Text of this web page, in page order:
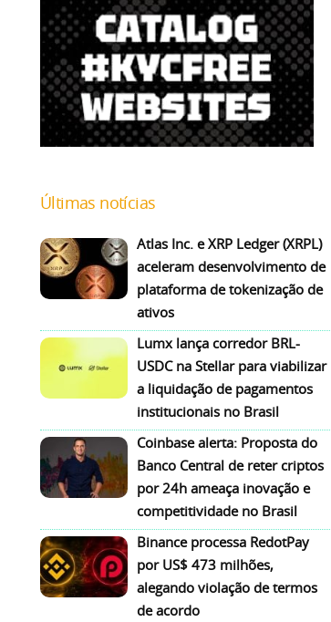
Últimas notícias
Atlas Inc. e XRP Ledger (XRPL)
aceleram desenvolvimento de
plataforma de tokenização de
ativos
Lumx lança corredor BRL-
USDC na Stellar para viabilizar
a liquidação de pagamentos
institucionais no Brasil
Coinbase alerta: Proposta do
Banco Central de reter criptos
por 24h ameaça inovação e
competitividade no Brasil
Binance processa RedotPay
por US$ 473 milhões,
alegando violação de termos
de acordo